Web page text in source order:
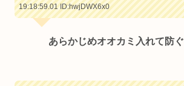
19:18:59.01ID:hwjDWX6x0
あらかじめオオカミ入れて防ぐ